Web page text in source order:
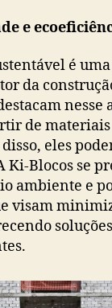
e
é
da
nesse
de
eles
Ki-Blocos se
ambiente e
visam